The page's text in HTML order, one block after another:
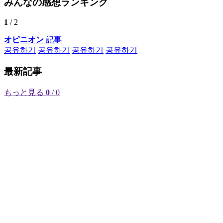
1 / 2
オピニオン 記事
공유하기
공유하기 공유하기 공유하기
最新記事
もっと見る 0 / 0